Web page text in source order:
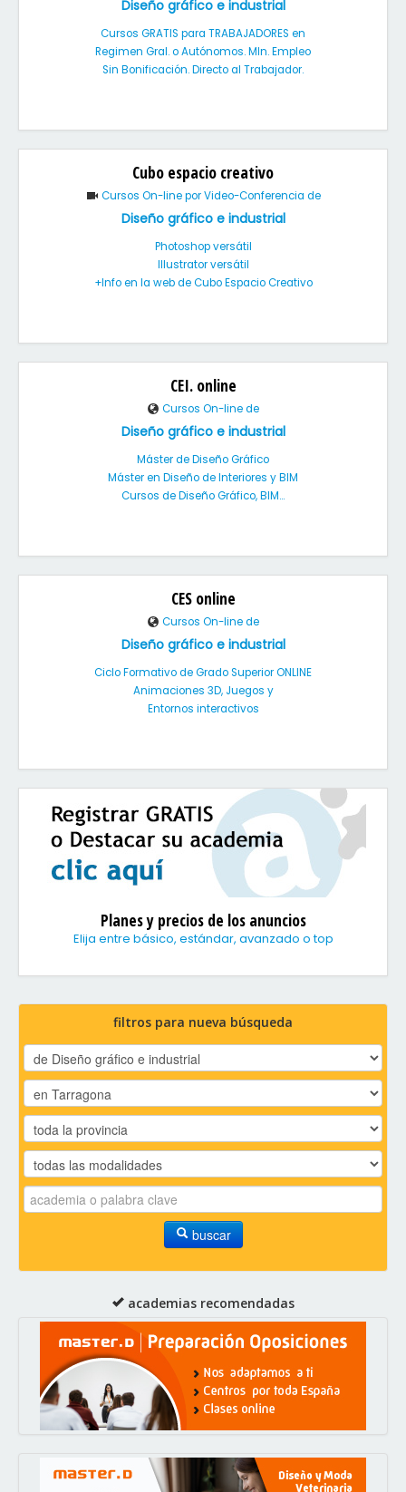
Diseño gráfico e industrial
Cursos GRATIS para TRABAJADORES en
Regimen Gral. o Autónomos. MIn. Empleo
Sin Bonificación. Directo al Trabajador.
Cubo espacio creativo
Cursos On-line por Video-Conferencia de
Diseño gráfico e industrial
Photoshop versátil
Illustrator versátil
+Info en la web de Cubo Espacio Creativo
CEI. online
Cursos On-line de
Diseño gráfico e industrial
Máster de Diseño Gráfico
Máster en Diseño de Interiores y BIM
Cursos de Diseño Gráfico, BIM...
CES online
Cursos On-line de
Diseño gráfico e industrial
Ciclo Formativo de Grado Superior ONLINE
Animaciones 3D, Juegos y
Entornos interactivos
Planes y precios de los anuncios
Elija entre básico, estándar, avanzado o top
filtros para nueva búsqueda
buscar
academias recomendadas